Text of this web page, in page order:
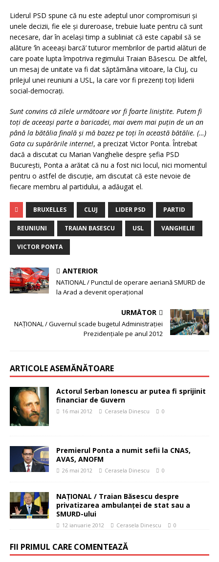
Liderul PSD spune că nu este adeptul unor compromisuri şi
unele decizii, fie ele şi dureroase, trebuie luate pentru că sunt
necesare, dar în acelaşi timp a subliniat că este capabil să se
alăture ‘în aceeaşi barcă’ tuturor membrilor de partid alături de
care poate lupta împotriva regimului Traian Băsescu. De altfel,
un mesaj de unitate va fi dat săptămâna viitoare, la Cluj, cu
prilejul unei reuniuni a USL, la care vor fi prezenţi toţi liderii
social-democraţi.
Sunt convins că zilele următoare vor fi foarte liniştite. Putem fi
toţi de aceeaşi parte a baricadei, mai avem mai puţin de un an
până la bătălia finală şi mă bazez pe toţi în această bătălie. (…)
Gata cu supărările interne!, a precizat Victor Ponta. Întrebat
dacă a discutat cu Marian Vanghelie despre şefia PSD
Bucureşti, Ponta a arătat că nu a fost nici locul, nici momentul
pentru o astfel de discuţie, am discutat că este nevoie de
fiecare membru al partidului, a adăugat el.
BRUXELLES CLUJ LIDER PSD PARTID
REUNIUNI TRAIAN BASESCU USL VANGHELIE
VICTOR PONTA
ANTERIOR
NATIONAL / Punctul de operare aeriană SMURD de
la Arad a devenit operaţional
URMĂTOR
NAŢIONAL / Guvernul scade bugetul Administraţiei
Prezidenţiale pe anul 2012
ARTICOLE ASEMĂNĂTOARE
Actorul Serban Ionescu ar putea fi sprijinit
financiar de Guvern
16 mai 2012 Cerasela Dinescu 0
Premierul Ponta a numit sefii la CNAS,
AVAS, ANOFM
26 mai 2012 Cerasela Dinescu 0
NAŢIONAL / Traian Băsescu despre
privatizarea ambulanţei de stat sau a
SMURD-ului
12 ianuarie 2012 Cerasela Dinescu 0
FII PRIMUL CARE COMENTEAZĂ